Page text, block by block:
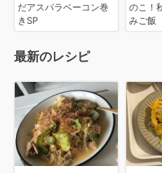
だアスパラベーコン巻
きSP
のこ！
みご飯
最新のレシピ